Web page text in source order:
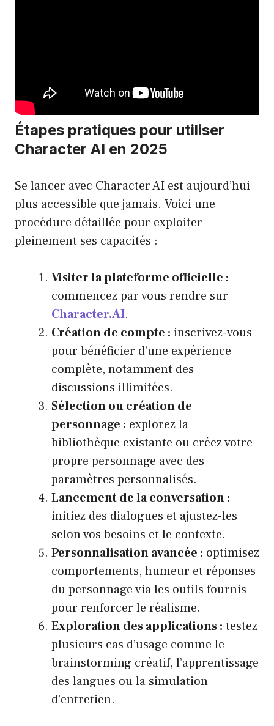
Étapes pratiques pour utiliser
Character AI en 2025
Se lancer avec Character AI est aujourd’hui
plus accessible que jamais. Voici une
procédure détaillée pour exploiter
pleinement ses capacités :
Visiter la plateforme officielle :
commencez par vous rendre sur
Character.AI.
Création de compte : inscrivez-vous
pour bénéficier d’une expérience
complète, notamment des
discussions illimitées.
Sélection ou création de
personnage : explorez la
bibliothèque existante ou créez votre
propre personnage avec des
paramètres personnalisés.
Lancement de la conversation :
initiez des dialogues et ajustez-les
selon vos besoins et le contexte.
Personnalisation avancée : optimisez
comportements, humeur et réponses
du personnage via les outils fournis
pour renforcer le réalisme.
Exploration des applications : testez
plusieurs cas d’usage comme le
brainstorming créatif, l’apprentissage
des langues ou la simulation
d’entretien.